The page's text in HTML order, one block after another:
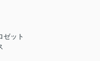
ゼット